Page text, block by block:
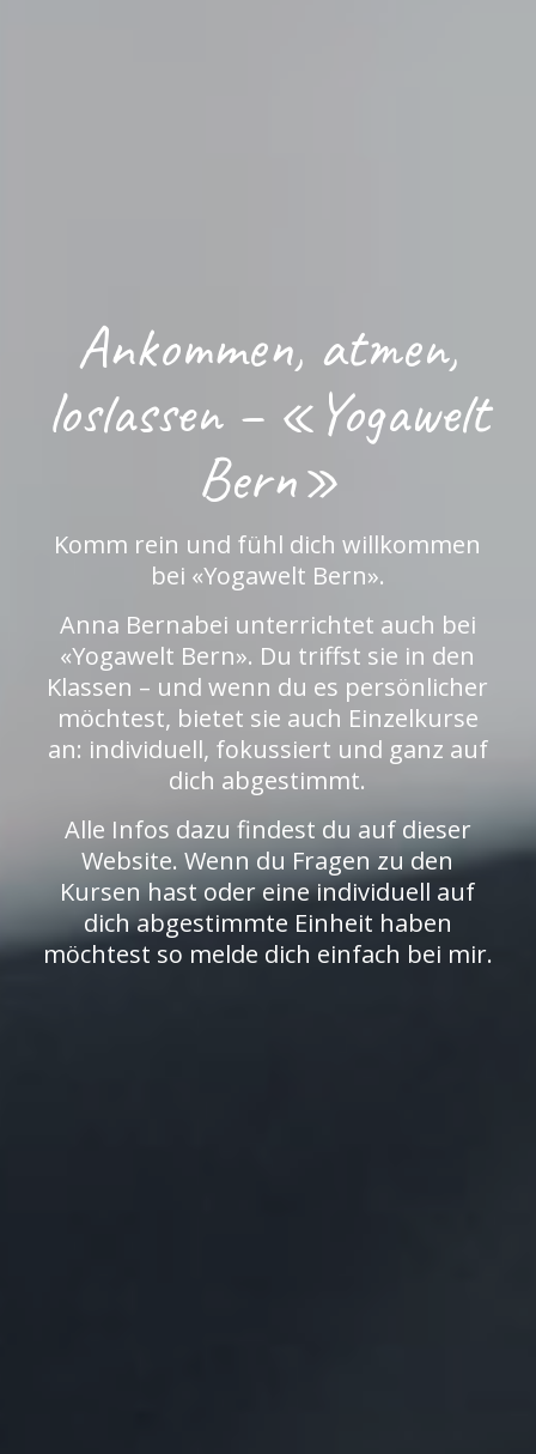
Ankommen, atmen,
loslassen – «Yogawelt
Bern»
Komm rein und fühl dich willkommen
bei «Yogawelt Bern».
Anna Bernabei unterrichtet auch bei
«Yogawelt Bern». Du triffst sie in den
Klassen – und wenn du es persönlicher
möchtest, bietet sie auch Einzelkurse
an: individuell, fokussiert und ganz auf
dich abgestimmt.
Alle Infos dazu findest du auf dieser
Website. Wenn du Fragen zu den
Kursen hast oder eine individuell auf
dich abgestimmte Einheit haben
möchtest so melde dich einfach bei mir.